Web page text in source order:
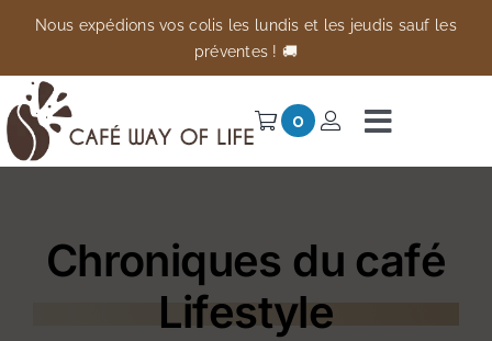
Passer
contenu
Nous expédions vos colis les lundis et les jeudis sauf les
préventes ! 🚚
0
à
Préventes
Chroniques du café
Lifestyle